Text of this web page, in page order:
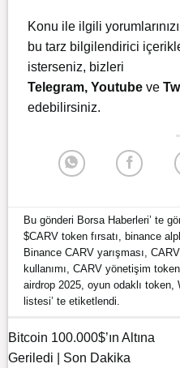
Konu ile ilgili
bu tarz bilgilendirici
isterseniz, bizleri
Telegram, Youtube ve
edebilirsiniz.
Bu gönderi Borsa Haberleri’ te
$CARV token fırsatı, binance
Binance CARV yarışması,
kullanımı,CARV yönetişim
airdrop 2025,oyun odaklı token,
listesi’ te etiketlendi.
Bitcoin 100.000$’ın Altına
Geriledi | Son Dakika